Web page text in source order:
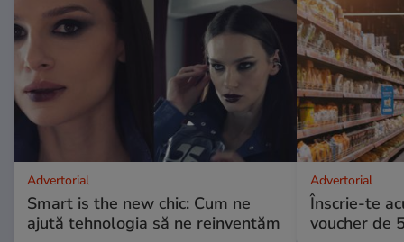
Advertorial
Smart is the new chic: Cum ne
ajută tehnologia să ne reinventăm
Advertorial
Înscrie-te
voucher de